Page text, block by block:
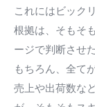
これにはビック
根拠は、そもそ
ージで判断させ
もちろん、全て
売上や出荷数な